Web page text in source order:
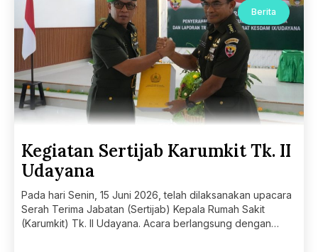
Berita
Kegiatan Sertijab Karumkit Tk. II
Udayana
Pada hari Senin, 15 Juni 2026, telah dilaksanakan upacara
Serah Terima Jabatan (Sertijab) Kepala Rumah Sakit
(Karumkit) Tk. II Udayana. Acara berlangsung dengan